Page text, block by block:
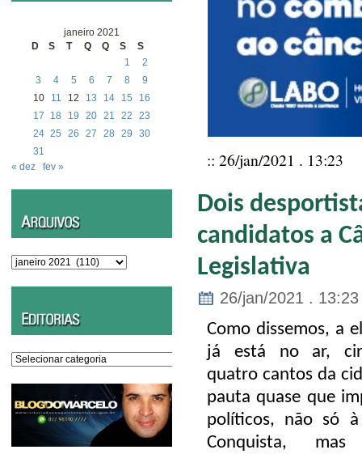
janeiro 2021
D
S T Q Q S
S
1
2
3
4 5 6 7 8
9
10
11 12 13 14 15
16
17
18 19 20 21 22
23
24 25 26 27 28 29
30
31
« dez
fev »
Arquivos
Editorias
:: 26/jan/2021 . 13:23
Dois
candidatos a
Legislativa
26/jan/2021 . 13:23
Como dissemos, a
já está no ar,
quatro cantos da
pauta quase que
políticos, não só
Conquista,